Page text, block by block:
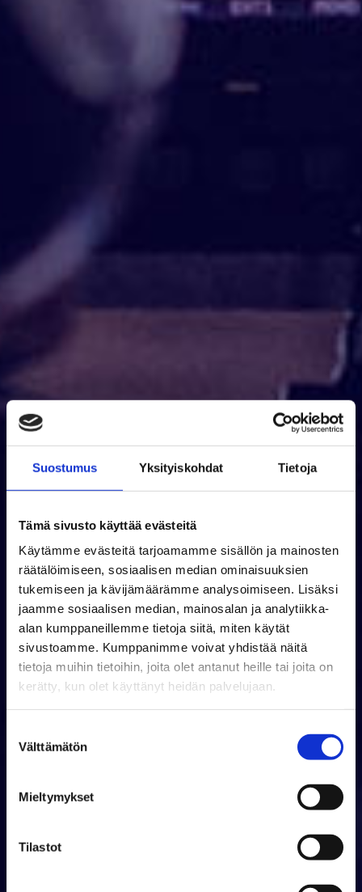
Suostumus Yksityiskohdat Tietoja
Tämä sivusto käyttää evästeitä
Käytämme evästeitä tarjoamamme sisällön ja mainosten
räätälöimiseen, sosiaalisen median ominaisuuksien
tukemiseen ja kävijämäärämme analysoimiseen. Lisäksi
jaamme sosiaalisen median, mainosalan ja analytiikka-
alan kumppaneillemme tietoja siitä, miten käytät
sivustoamme. Kumppanimme voivat yhdistää näitä
tietoja muihin tietoihin, joita olet antanut heille tai joita on
kerätty, kun olet käyttänyt heidän palvelujaan.
valinta
Välttämätön
Mieltymykset
Tilastot
Live
Broadcasting
Like Never
Seen Before.